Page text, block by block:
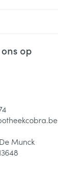
op
Munck